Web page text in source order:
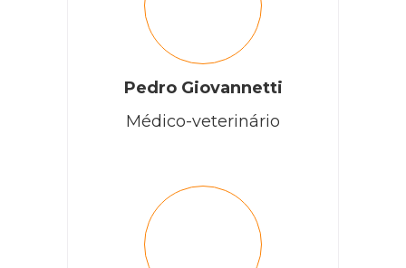
Pedro Giovannetti
Médico-veterinário